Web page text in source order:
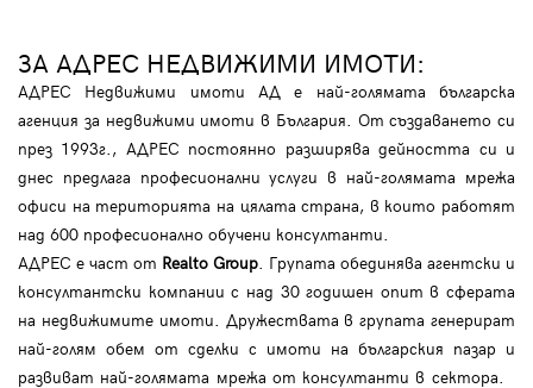
ЗА АДРЕС НЕДВИЖИМИ ИМОТИ:
АДРЕС Недвижими имоти АД е най-голямата българска
агенция за недвижими имоти в България. От създаването си
през 1993г., АДРЕС постоянно разширява дейността си и
днес предлага професионални услуги в най-голямата мрежа
офиси на територията на цялата страна, в които работят
над 600 професионално обучени консултанти.
АДРЕС е част от Realto Group . Групата обединява агентски и
консултантски компании с над 30 годишен опит в сферата
на недвижимите имоти. Дружествата в групата генерират
най-голям обем от сделки с имоти на българския пазар и
развиват най-голямата мрежа от консултанти в сектора.